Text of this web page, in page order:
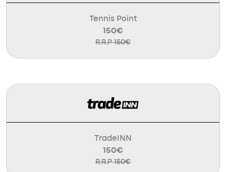
Tennis Point
150€
R.R.P 150€
TradeINN
150€
R.R.P 150€